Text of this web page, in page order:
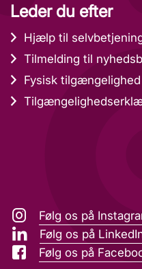
Leder du efter
Hjælp til
Tilmelding til
Fysisk
Følg os på
Følg os på
Følg os på